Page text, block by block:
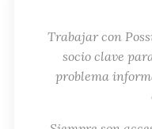
Trabajar con
socio clave
problema